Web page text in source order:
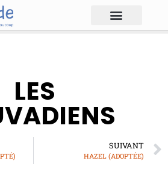
LES
SUIVANT
HAZEL (ADOPTÉE)